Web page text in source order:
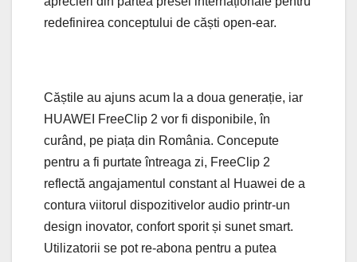
redefinirea conceptului de căști open-ear.
Căștile au ajuns acum la a doua generație, iar
HUAWEI FreeClip 2 vor fi disponibile, în
curând, pe piața din România. Concepute
pentru a fi purtate întreaga zi, FreeClip 2
reflectă angajamentul constant al Huawei de a
contura viitorul dispozitivelor audio printr-un
design inovator, confort sporit și sunet smart.
Utilizatorii se pot re-abona pentru a putea